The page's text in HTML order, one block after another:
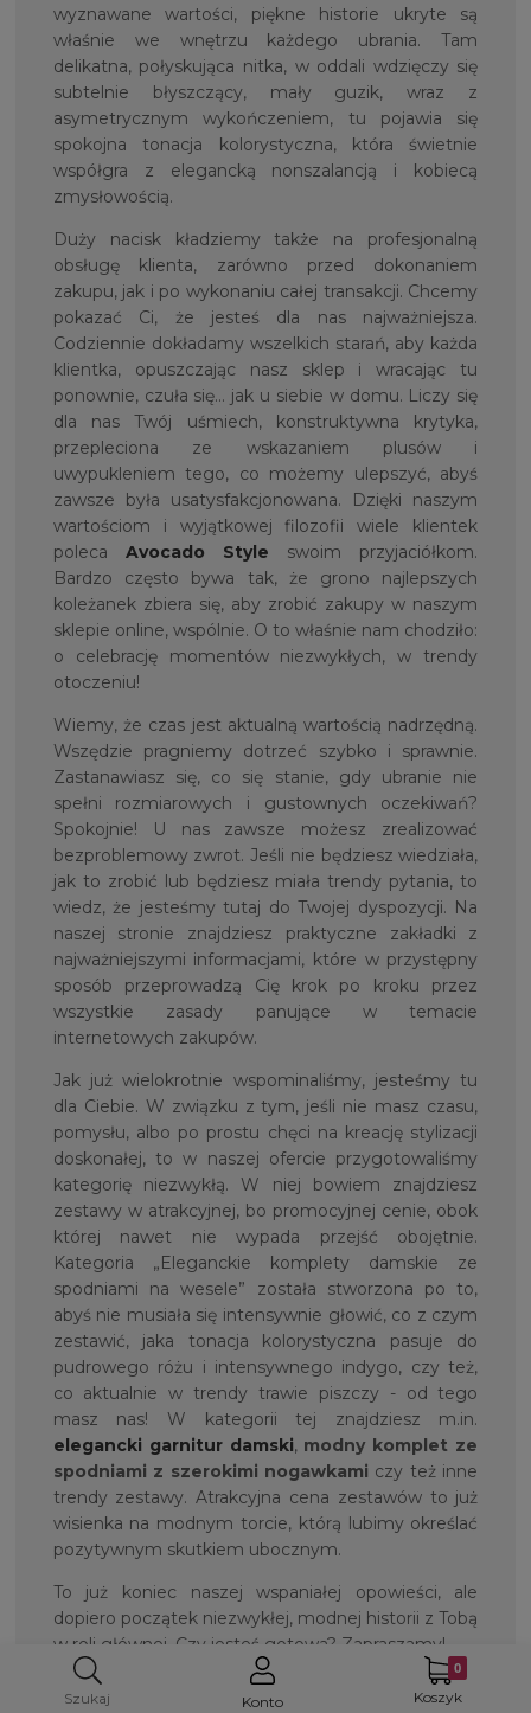
Szukaj Konto Koszyk
wyznawane wartości, piękne historie ukryte są
właśnie we wnętrzu każdego ubrania. Tam
delikatna, połyskująca nitka, w oddali wdzięczy się
subtelnie błyszczący, mały guzik, wraz z
asymetrycznym wykończeniem, tu pojawia się
spokojna tonacja kolorystyczna, która świetnie
współgra z elegancką nonszalancją i kobiecą
zmysłowością.
Duży nacisk kładziemy także na profesjonalną
obsługę klienta, zarówno przed dokonaniem
zakupu, jak i po wykonaniu całej transakcji. Chcemy
pokazać Ci, że jesteś dla nas najważniejsza.
Codziennie dokładamy wszelkich starań, aby każda
klientka, opuszczając nasz sklep i wracając tu
ponownie, czuła się… jak u siebie w domu. Liczy się
dla nas Twój uśmiech, konstruktywna krytyka,
przepleciona ze wskazaniem plusów i
uwypukleniem tego, co możemy ulepszyć, abyś
zawsze była usatysfakcjonowana. Dzięki naszym
wartościom i wyjątkowej filozofii wiele klientek
poleca
Avocado Style swoim przyjaciółkom.
Bardzo często bywa tak, że grono najlepszych
koleżanek zbiera się, aby zrobić zakupy w naszym
sklepie online, wspólnie. O to właśnie nam chodziło:
o celebrację momentów niezwykłych, w trendy
otoczeniu!
Wiemy, że czas jest aktualną wartością nadrzędną.
Wszędzie pragniemy dotrzeć szybko i sprawnie.
Zastanawiasz się, co się stanie, gdy ubranie nie
spełni rozmiarowych i gustownych oczekiwań?
Spokojnie! U nas zawsze możesz zrealizować
bezproblemowy zwrot. Jeśli nie będziesz wiedziała,
jak to zrobić lub będziesz miała trendy pytania, to
wiedz, że jesteśmy tutaj do Twojej dyspozycji. Na
naszej stronie znajdziesz praktyczne zakładki z
najważniejszymi informacjami, które w przystępny
sposób przeprowadzą Cię krok po kroku przez
wszystkie zasady panujące w temacie
internetowych zakupów.
Jak już wielokrotnie wspominaliśmy, jesteśmy tu
dla Ciebie. W związku z tym, jeśli nie masz czasu,
pomysłu, albo po prostu chęci na kreację stylizacji
doskonałej, to w naszej ofercie przygotowaliśmy
kategorię niezwykłą. W niej bowiem znajdziesz
zestawy w atrakcyjnej, bo promocyjnej cenie, obok
której nawet nie wypada przejść obojętnie.
Kategoria „Eleganckie komplety damskie ze
spodniami na wesele” została stworzona po to,
abyś nie musiała się intensywnie głowić, co z czym
zestawić, jaka tonacja kolorystyczna pasuje do
pudrowego różu i intensywnego indygo, czy też,
co aktualnie w trendy trawie piszczy - od tego
masz nas! W kategorii tej znajdziesz m.in.
elegancki garnitur damski, modny komplet ze
spodniami z szerokimi nogawkami czy też inne
trendy zestawy. Atrakcyjna cena zestawów to już
wisienka na modnym torcie, którą lubimy określać
pozytywnym skutkiem ubocznym.
To już koniec naszej wspaniałej opowieści, ale
dopiero początek niezwykłej, modnej historii z Tobą
w roli głównej. Czy jesteś gotowa? Zapraszamy!